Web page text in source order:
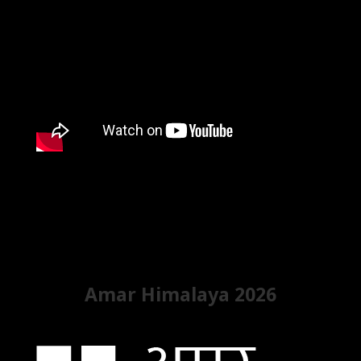
Amar Himalaya 2026